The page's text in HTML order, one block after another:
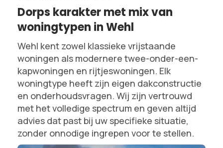
Dorps karakter met mix van
woningtypen in Wehl
Wehl kent zowel klassieke vrijstaande
woningen als modernere twee-onder-een-
kapwoningen en rijtjeswoningen. Elk
woningtype heeft zijn eigen dakconstructie
en onderhoudsvragen. Wij zijn vertrouwd
met het volledige spectrum en geven altijd
advies dat past bij uw specifieke situatie,
zonder onnodige ingrepen voor te stellen.